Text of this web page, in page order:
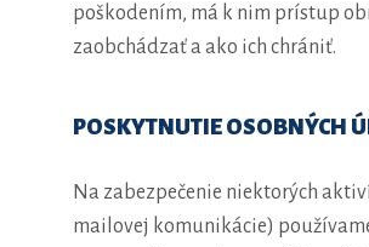
poškodením, má k nim prístup
zaobchádzať a ako ich chrániť.
POSKYTNUTIE OSOBNÝCH
Na zabezpečenie niektorých
mailovej komunikácie)